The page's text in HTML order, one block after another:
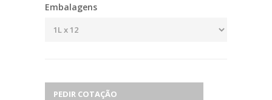
Embalagens
PEDIR COTAÇÃO